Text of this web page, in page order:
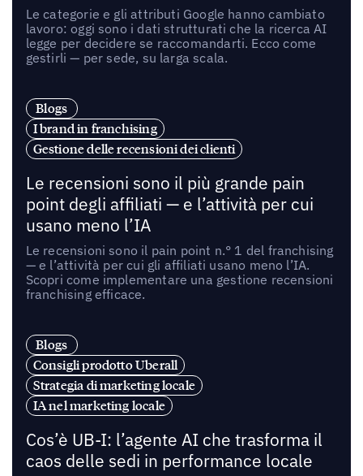
Le categorie e gli attributi Google hanno cambiato
lavoro: oggi sono i dati strutturati che la ricerca AI
legge per decidere se raccomandarti. Ecco come
gestirli — per sede, su larga scala.
Blogs
I brand in franchising
Gestione delle recensioni dei clienti
Le recensioni sono il più grande pain
point degli affiliati — e l’attività per cui
usano meno l’IA
Le recensioni sono il pain point n.° 1 del franchising
— e l’attività per cui gli affiliati usano meno l’IA.
Scopri come implementare una gestione recensioni
franchising efficace.
Blogs
Consigli prodotto Uberall
Strategia di marketing locale
IA nel marketing locale
Cos’è UB-I: l’agente AI che trasforma il
caos delle sedi in performance locale